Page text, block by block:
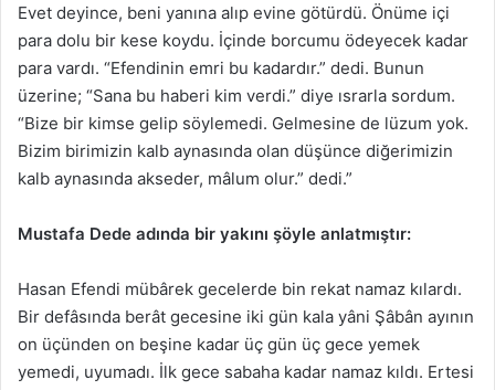
Evet deyince, beni yanına alıp evine götürdü. Önüme içi
para dolu bir kese koydu. İçinde borcumu ödeyecek kadar
para vardı. “Efendinin emri bu kadardır.” dedi. Bunun
üzerine; “Sana bu haberi kim verdi.” diye ısrarla sordum.
“Bize bir kimse gelip söylemedi. Gelmesine de lüzum yok.
Bizim birimizin kalb aynasında olan düşünce diğerimizin
kalb aynasında akseder, mâlum olur.” dedi.”
Mustafa Dede adında bir yakını şöyle anlatmıştır:
Hasan Efendi mübârek gecelerde bin rekat namaz kılardı.
Bir defâsında berât gecesine iki gün kala yâni Şâbân ayının
on üçünden on beşine kadar üç gün üç gece yemek
yemedi, uyumadı. İlk gece sabaha kadar namaz kıldı. Ertesi